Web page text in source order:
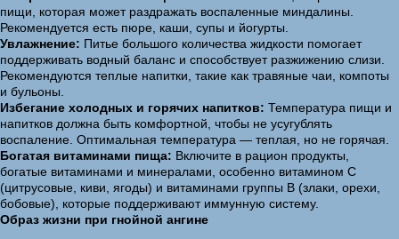
пищи, которая может раздражать воспаленные миндалины.
Рекомендуется есть пюре, каши, супы и йогурты.
Увлажнение: Питье большого количества жидкости помогает
поддерживать водный баланс и способствует разжижению слизи.
Рекомендуются теплые напитки, такие как травяные чаи, компоты
и бульоны.
Избегание холодных и горячих напитков: Температура пищи и
напитков должна быть комфортной, чтобы не усугублять
воспаление. Оптимальная температура — теплая, но не горячая.
Богатая витаминами пища: Включите в рацион продукты,
богатые витаминами и минералами, особенно витамином C
(цитрусовые, киви, ягоды) и витаминами группы B (злаки, орехи,
бобовые), которые поддерживают иммунную систему.
Образ жизни при гнойной ангине